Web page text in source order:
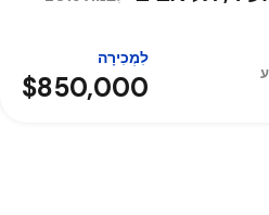
לִמְכִירָה
$850,000
לִמְכִירָה